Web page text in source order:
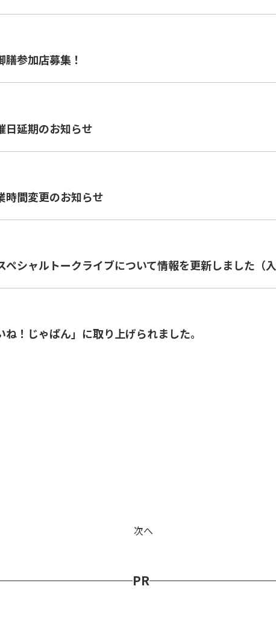
膳参加店募集！
日延期のお知らせ
間変更のお知らせ
シャルトークライブについて情報を更新しました（入
！じゃぱん」に取り上げられました。
次へ
PR